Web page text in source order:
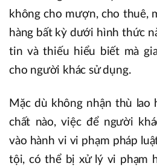
không cho mượn, cho thuê,
hàng bất kỳ dưới hình thức
tin và thiếu hiểu biết mà
cho người khác sử dụng.
Mặc dù không nhận thù lao
chất nào, việc để người
vào hành vi vi phạm pháp
tội, có thể bị xử lý vi phạm